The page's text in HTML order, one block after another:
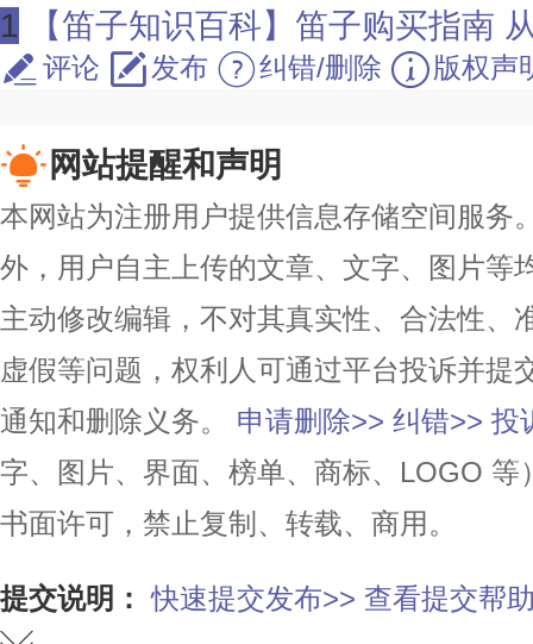
1 【笛子知识百科】笛子购买指南
评论 发布 纠错/删除 版权声
网站提醒和声明
本网站为注册用户提供信息存储空间服务
外，用户自主上传的文章、文字、图片等
主动修改编辑，不对其真实性、合法性、
虚假等问题，权利人可通过平台投诉并提
通知和删除义务。
申请删除>> 纠错>> 投
字、图片、界面、榜单、商标、LOGO
书面许可，禁止复制、转载、商用。
提交说明： 快速提交发布>> 查看提交帮